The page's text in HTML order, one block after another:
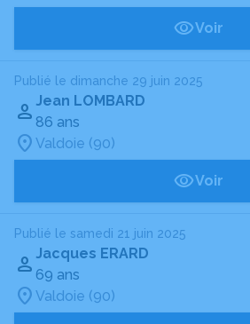
Voir
Publié le dimanche 29 juin 2025
Jean LOMBARD
86 ans
Valdoie (90)
Voir
Publié le samedi 21 juin 2025
Jacques ERARD
69 ans
Valdoie (90)